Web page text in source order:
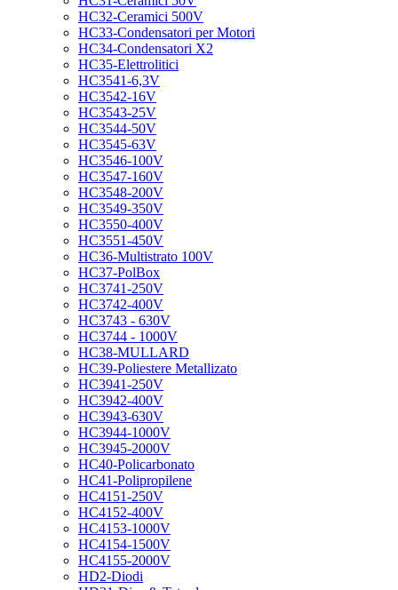
HC32-Ceramici 500V
HC33-Condensatori per Motori
HC34-Condensatori X2
HC35-Elettrolitici
HC3541-6,3V
HC3542-16V
HC3543-25V
HC3544-50V
HC3545-63V
HC3546-100V
HC3547-160V
HC3548-200V
HC3549-350V
HC3550-400V
HC3551-450V
HC36-Multistrato 100V
HC37-PolBox
HC3741-250V
HC3742-400V
HC3743 - 630V
HC3744 - 1000V
HC38-MULLARD
HC39-Poliestere Metallizato
HC3941-250V
HC3942-400V
HC3943-630V
HC3944-1000V
HC3945-2000V
HC40-Policarbonato
HC41-Polipropilene
HC4151-250V
HC4152-400V
HC4153-1000V
HC4154-1500V
HC4155-2000V
HD2-Diodi